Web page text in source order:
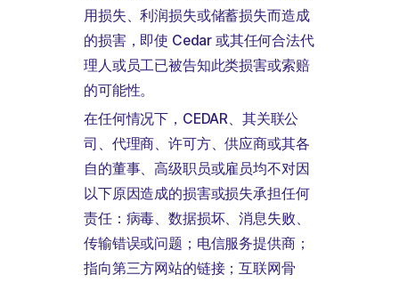
用损失、利润损失或储蓄损失而造成
的损害，即使 Cedar 或其任何合法代
理人或员工已被告知此类损害或索赔
的可能性。
在任何情况下，CEDAR、其关联公
司、代理商、许可方、供应商或其各
自的董事、高级职员或雇员均不对因
以下原因造成的损害或损失承担任何
责任：病毒、数据损坏、消息失败、
传输错误或问题；电信服务提供商；
指向第三方网站的链接；互联网骨